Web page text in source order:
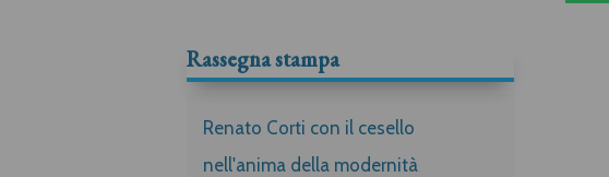
Rassegna stampa
Renato Corti con il cesello
nell'anima della modernità